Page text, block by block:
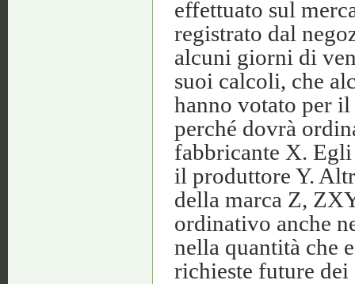
effettuato sul
registrato dal
alcuni giorni di
suoi calcoli, che
hanno votato per
perché dovrà
fabbricante X.
il produttore Y.
della marca Z,
ordinativo anche
nella quantità che
richieste future